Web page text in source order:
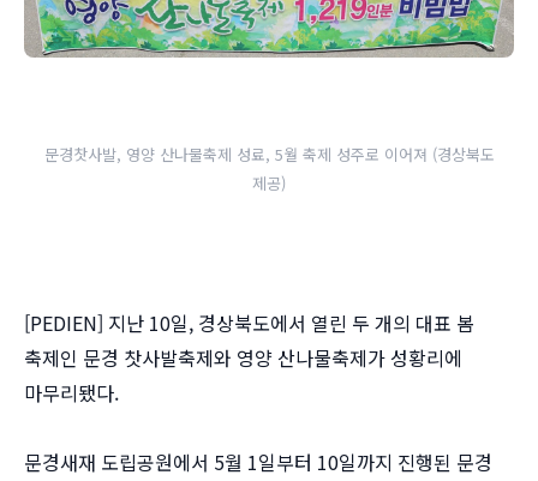
문경찻사발, 영양 산나물축제 성료, 5월 축제 성주로 이어져 (경상북도
제공)
[PEDIEN] 지난 10일, 경상북도에서 열린 두 개의 대표 봄
축제인 문경 찻사발축제와 영양 산나물축제가 성황리에
마무리됐다.
문경새재 도립공원에서 5월 1일부터 10일까지 진행된 문경